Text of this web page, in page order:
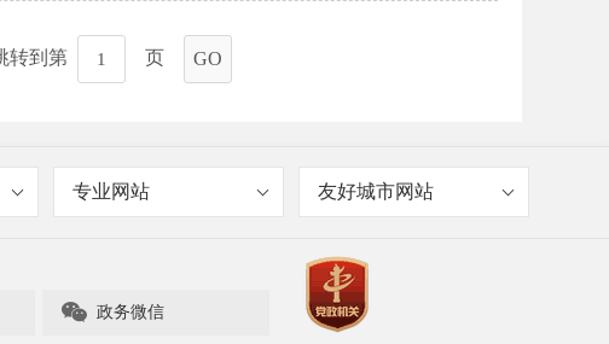
转到第 页 GO
专业网站 友好城市网站
 政务微信